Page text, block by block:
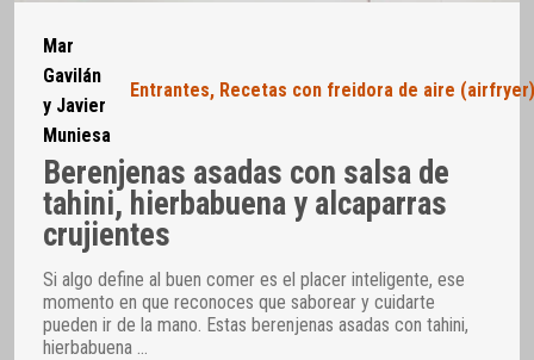
Mar
Gavilán
y Javier
Muniesa
Entrantes, Recetas con freidora de aire (airfryer)
Berenjenas asadas con salsa de
tahini, hierbabuena y alcaparras
crujientes
Si algo define al buen comer es el placer inteligente, ese
momento en que reconoces que saborear y cuidarte
pueden ir de la mano. Estas berenjenas asadas con tahini,
hierbabuena